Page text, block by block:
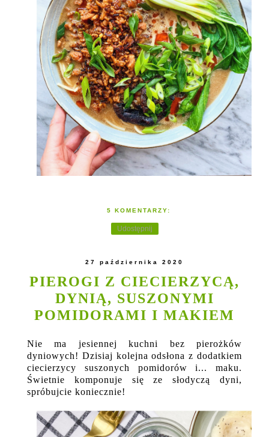
5 KOMENTARZY:
Udostępnij
27 października 2020
PIEROGI Z CIECIERZYCĄ,
DYNIĄ, SUSZONYMI
POMIDORAMI I MAKIEM
Nie ma jesiennej kuchni bez pierożków
dyniowych! Dzisiaj kolejna odsłona z dodatkiem
ciecierzycy suszonych pomidorów i... maku.
Świetnie komponuje się ze słodyczą dyni,
spróbujcie koniecznie!